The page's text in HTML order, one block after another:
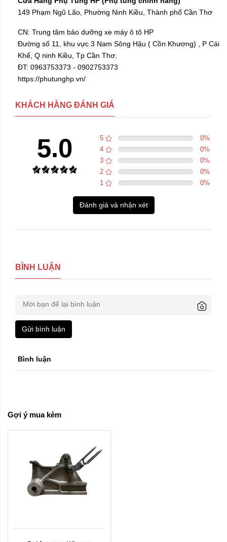
149 Phạm Ngũ Lão, Phường Ninh Kiều, Thành phố Cần Thơ
CN: Trung tâm bảo dưỡng xe máy ô tô HP
Đường số 11, khu vực 3 Nam Sông Hậu ( Cồn Khương) , P Cái
Khế, Q ninh Kiều, Tp Cần Thơ.
ĐT: 0963753373 - 0902753373
https://phutunghp.vn/
KHÁCH HÀNG ĐÁNH GIÁ
5.0 5 0%
4
0%
3
0%
2
0%
1
0%
Đánh giá và nhận xét
BÌNH LUẬN
Gửi bình luận
Bình luận
Gợi ý mua kèm